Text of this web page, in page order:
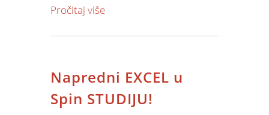
je još jedan od korisnika Jupiter
konzultanata implementacija je
obavljena u kratkom roku i bez
prevelikih stresova.
Pročitaj više
Napredni EXCEL u
Spin STUDIJU!